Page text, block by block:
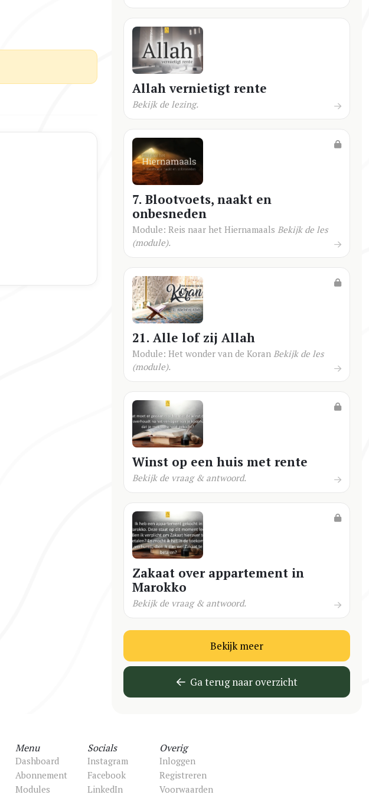
Allah vernietigt rente
Bekijk de lezing.
7. Blootvoets, naakt en
onbesneden
Module: Reis naar het Hiernamaals Bekijk de les
(module).
21. Alle lof zij Allah
Module: Het wonder van de Koran Bekijk de les
(module).
Winst op een huis met rente
Bekijk de vraag & antwoord.
Zakaat over appartement in
Marokko
Bekijk de vraag & antwoord.
Bekijk meer
Ga terug naar overzicht
Menu
Dashboard
Abonnement
Modules
Socials
Instagram
Facebook
LinkedIn
Overig
Inloggen
Registreren
Voorwaarden